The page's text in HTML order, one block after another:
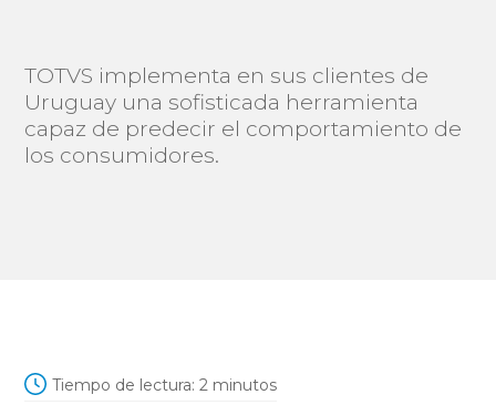
TOTVS implementa en sus clientes de
Uruguay una sofisticada herramienta
capaz de predecir el comportamiento de
los consumidores.
Tiempo de lectura: 2 minutos